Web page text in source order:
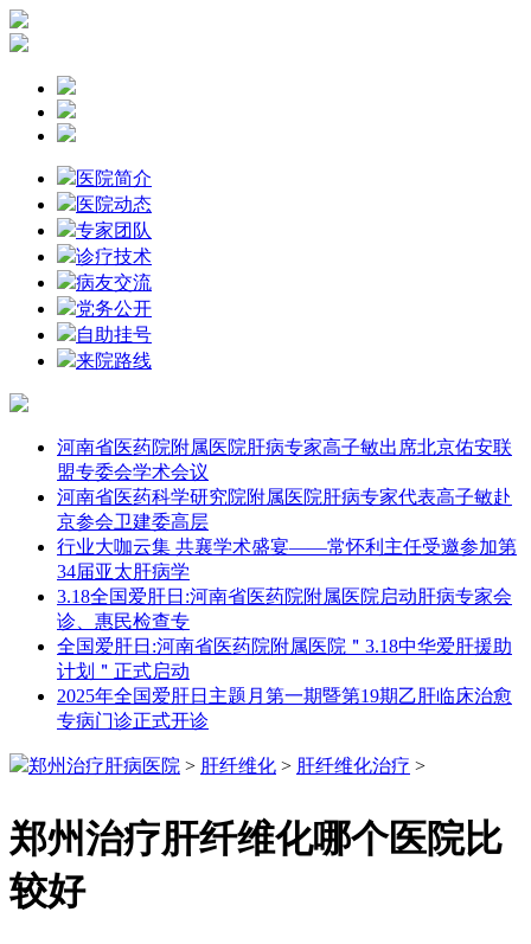
医院简介
医院动态
专家团队
诊疗技术
病友交流
党务公开
自助挂号
来院路线
河南省医药院附属医院肝病专家高子敏出席北京佑安联
盟专委会学术会议
河南省医药科学研究院附属医院肝病专家代表高子敏赴
京参会卫建委高层
行业大咖云集 共襄学术盛宴——常怀利主任受邀参加第
34届亚太肝病学
3.18全国爱肝日:河南省医药院附属医院启动肝病专家会
诊、惠民检查专
全国爱肝日:河南省医药院附属医院＂3.18中华爱肝援助
计划＂正式启动
2025年全国爱肝日主题月第一期暨第19期乙肝临床治愈
专病门诊正式开诊
郑州治疗肝病医院 > 肝纤维化 > 肝纤维化治疗 >
郑州治疗肝纤维化哪个医院比
较好